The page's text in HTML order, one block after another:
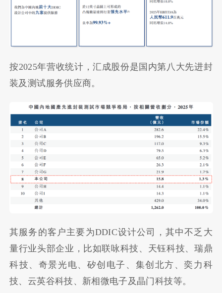
按2025年营收统计，汇成股份是国内第八大先进封
装及测试服务供应商。
其服务的客户主要为DDIC设计公司，其中不乏大
量行业头部企业，比如联咏科技、天钰科技、瑞鼎
科技、奇景光电、矽创电子、集创北方、奕力科
技、云英谷科技、新相微电子及晶门科技等。